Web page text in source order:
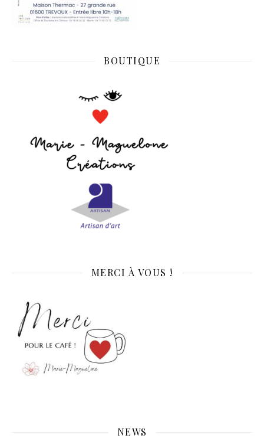
BOUTIQUE
MERCI À VOUS !
NEWS